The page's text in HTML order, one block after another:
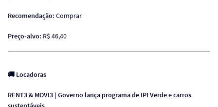
Recomendação: Comprar
Preço-alvo: R$ 46,40
🚚 Locadoras
RENT3 & MOVI3 | Governo lança programa de IPI Verde e carros